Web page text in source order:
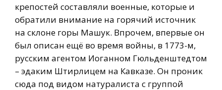
крепостей составляли военные, которые и
обратили внимание на горячий источник
на склоне горы Машук. Впрочем, впервые он
был описан ещё во время войны, в 1773-м,
русским агентом Иоганном Гюльденштедтом
– эдаким Штирлицем на Кавказе. Он проник
сюда под видом натуралиста с группой